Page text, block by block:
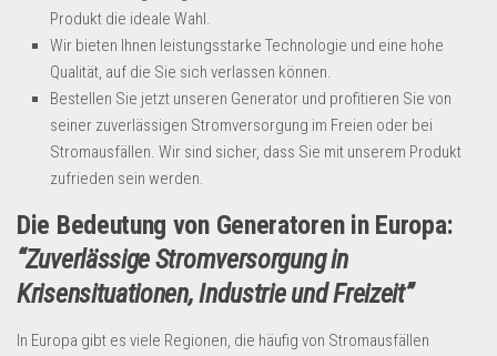
B2B Produkte
Grosshandel
Amazon
Anmelden
Kostenlos Registrieren
Newsletter
Produkt die ideale Wahl.
Wir bieten Ihnen leistungsstarke Technologie und eine hohe
Qualität, auf die Sie sich verlassen können.
Bestellen Sie jetzt unseren Generator und profitieren Sie von
seiner zuverlässigen Stromversorgung im Freien oder bei
Stromausfällen. Wir sind sicher, dass Sie mit unserem Produkt
zufrieden sein werden.
Die Bedeutung von Generatoren in Europa:
“Zuverlässige Stromversorgung in
Krisensituationen, Industrie und Freizeit”
In Europa gibt es viele Regionen, die häufig von Stromausfällen